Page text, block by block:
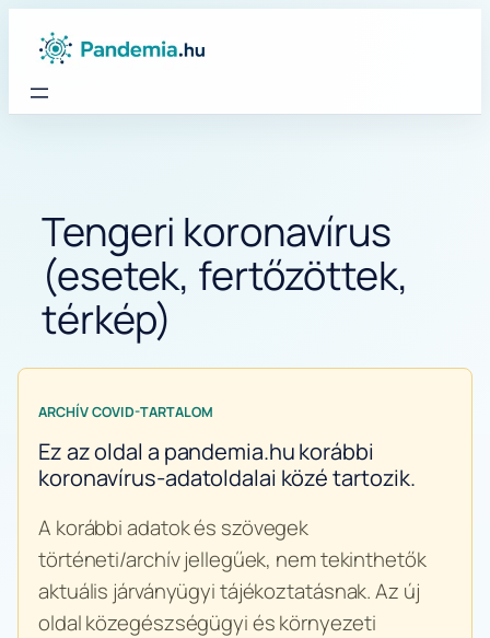
Tengeri koronavírus
(esetek, fertőzöttek,
térkép)
ARCHÍV COVID-TARTALOM
Ez az oldal a pandemia.hu korábbi
koronavírus-adatoldalai közé tartozik.
A korábbi adatok és szövegek
történeti/archív jellegűek, nem tekinthetők
aktuális járványügyi tájékoztatásnak. Az új
oldal közegészségügyi és környezeti